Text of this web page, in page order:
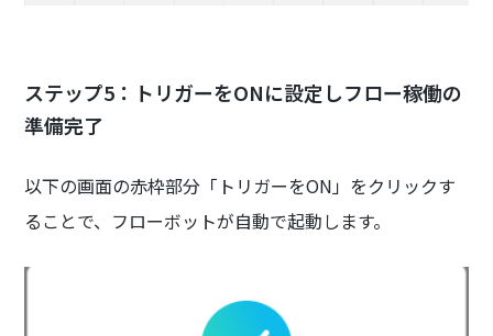
ステップ5：トリガーをONに設定しフロー稼働の
準備完了
以下の画面の赤枠部分「トリガーをON」をクリックす
ることで、フローボットが自動で起動します。